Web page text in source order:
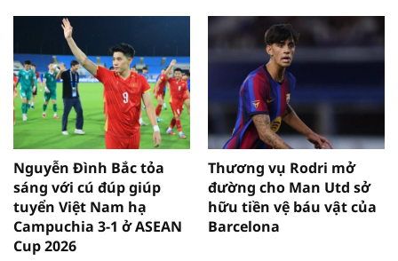
Nguyễn Đình Bắc tỏa
sáng với cú đúp giúp
tuyển Việt Nam hạ
Campuchia 3-1 ở ASEAN
Cup 2026
Thương vụ Rodri mở
đường cho Man Utd sở
hữu tiền vệ báu vật của
Barcelona